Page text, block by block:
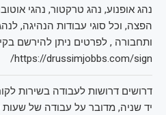
נהג אופנוע, נהג טרקטור, נהגי
הפצה, וכל סוגי עבודות הנהיגה,
ותחבורה , לפרטים ניתן להירשם
https://drussimjobbs.com/sign/
יד שניה, מדובר על עבודה של שעות